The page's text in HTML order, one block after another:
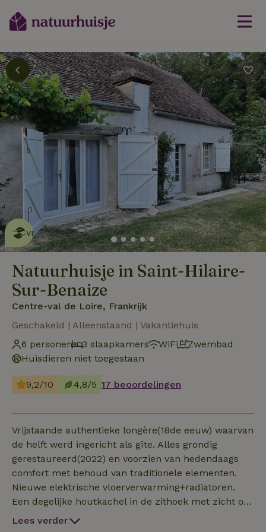
Dit natuurhuisje is eco-
vriendelijklees meer
Natuurhuisje in Saint-Hilaire-
Sur-Benaize
Centre-val de Loire, Frankrijk
Geschakeld | Alleenstaand | Vakantiehuis
6 personen
3 slaapkamers WiFi
Zwembad
Huisdieren niet toegestaan
9,2/10 4,8/5 17 beoordelingen
Vrijstaande authentieke longère(18de eeuw) waarvan
de helft werd ingericht als gîte. Alles grondig
gerestaureerd(2022) en voorzien van hedendaags
comfort met behoud van traditionele elementen.
Nieuwe elektrische vloerverwarming+radiatoren.
Een degelijke houtkachel in de zithoek met zicht op
het haardvuur zorgt voor extra warmte. Lekker
Lees verder